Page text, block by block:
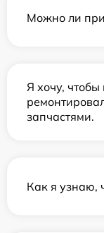
Можно ли
Я хочу, чтобы
запчастями.
Как я узнаю,